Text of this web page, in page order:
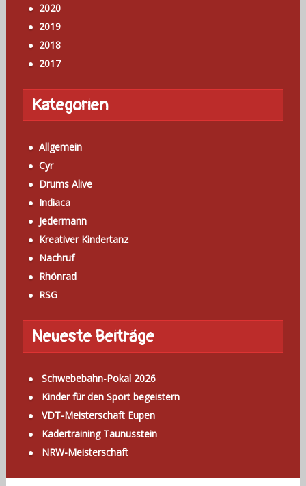
2020
2019
2018
2017
Kategorien
Allgemein
Cyr
Drums Alive
Indiaca
Jedermann
Kreativer Kindertanz
Nachruf
Rhönrad
RSG
Neueste Beiträge
Schwebebahn-Pokal 2026
Kinder für den Sport begeistern
VDT-Meisterschaft Eupen
Kadertraining Taunusstein
NRW-Meisterschaft